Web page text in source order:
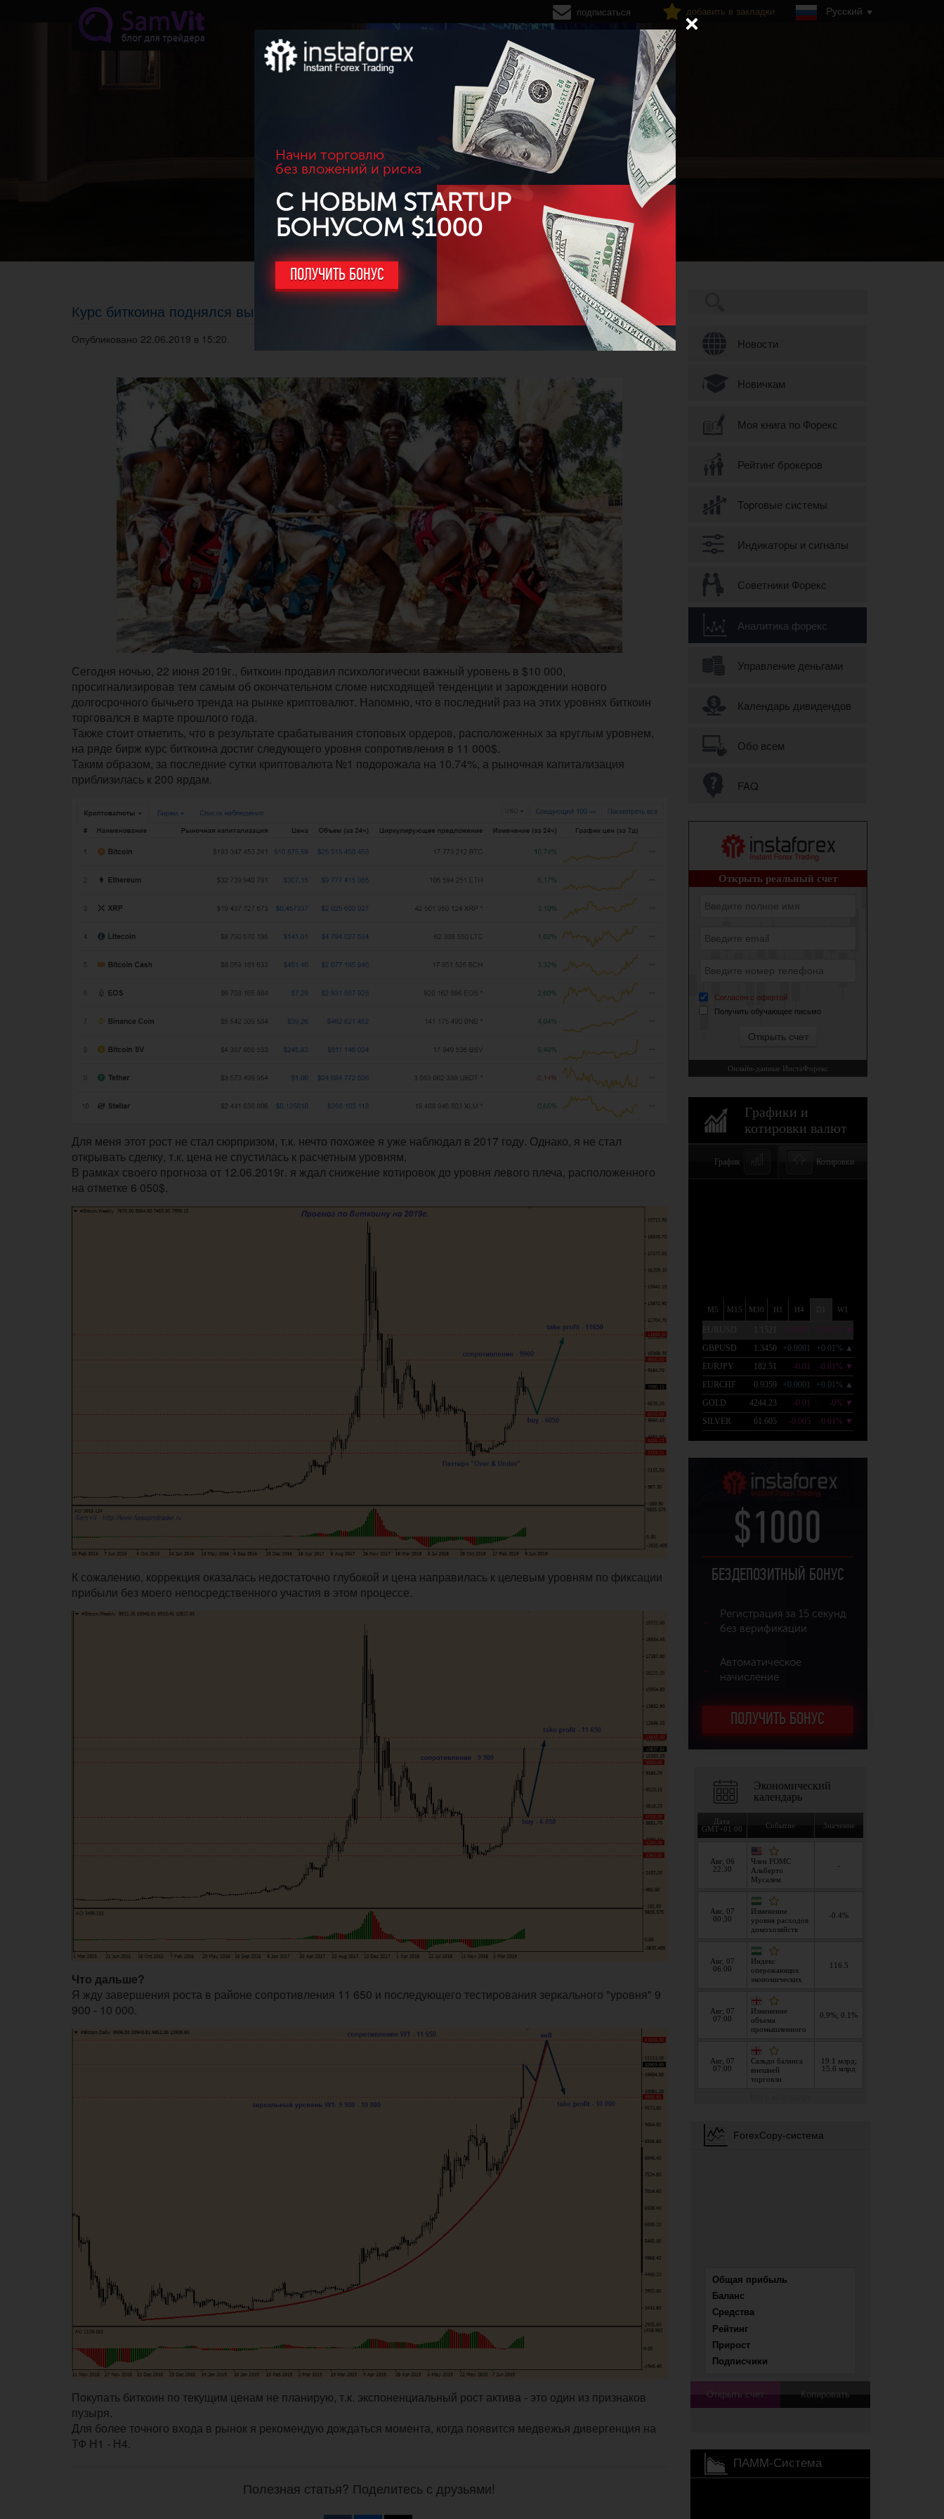
Перейти к основному содержанию
Начни торговлю
без вложений и риска
С НОВЫМ STARTUP
БОНУСОМ $1000
ПОЛУЧИТЬ БОНУС
подписаться добавить в закладки Русский
Новости
Новичкам
Моя книга по Форекс
Рейтинг брокеров
Торговые системы
Индикаторы и сигналы
Советники Форекс
Аналитика форекс
Управление деньгами
Календарь дивидендов
Обо всем
FAQ
$1000
БЕЗДЕПОЗИТНЫЙ БОНУС
Регистрация за 15 секунд
без верификации
Автоматическое
начисление
ПОЛУЧИТЬ БОНУС
Курс биткоина поднялся выше 10 000$, обновив годовой максимум
Опубликовано 22.06.2019 в 15:20.
Сегодня ночью, 22 июня 2019г., биткоин продавил психологически важный уровень в $10 000,
просигнализировав тем самым об окончательном сломе нисходящей тенденции и зарождении нового
долгосрочного бычьего тренда на рынке криптовалют. Напомню, что в последний раз на этих уровнях биткоин
торговался в марте прошлого года.
Также стоит отметить, что в результате срабатывания стоповых ордеров, расположенных за круглым уровнем,
на ряде бирж курс биткоина достиг следующего уровня сопротивления в 11 000$.
Таким образом, за последние сутки криптовалюта №1 подорожала на 10.74%, а рыночная капитализация
приблизилась к 200 ярдам.
Для меня этот рост не стал сюрпризом, т.к. нечто похожее я уже наблюдал в 2017 году. Однако, я не стал
открывать сделку, т.к. цена не спустилась к расчетным уровням.
В рамках своего прогноза от 12.06.2019г. я ждал снижение котировок до уровня левого плеча, расположенного
на отметке 6 050$.
К сожалению, коррекция оказалась недостаточно глубокой и цена направилась к целевым уровням по фиксации
прибыли без моего непосредственного участия в этом процессе.
Что дальше?
Я жду завершения роста в районе сопротивления 11 650 и последующего тестирования зеркального "уровня" 9
900 - 10 000.
Покупать биткоин по текущим ценам не планирую, т.к. экспоненциальный рост актива - это один из признаков
пузыря.
Для более точного входа в рынок я рекомендую дождаться момента, когда появится медвежья дивергенция на
ТФ Н1 - Н4.
Полезная статья? Поделитесь с друзьями!